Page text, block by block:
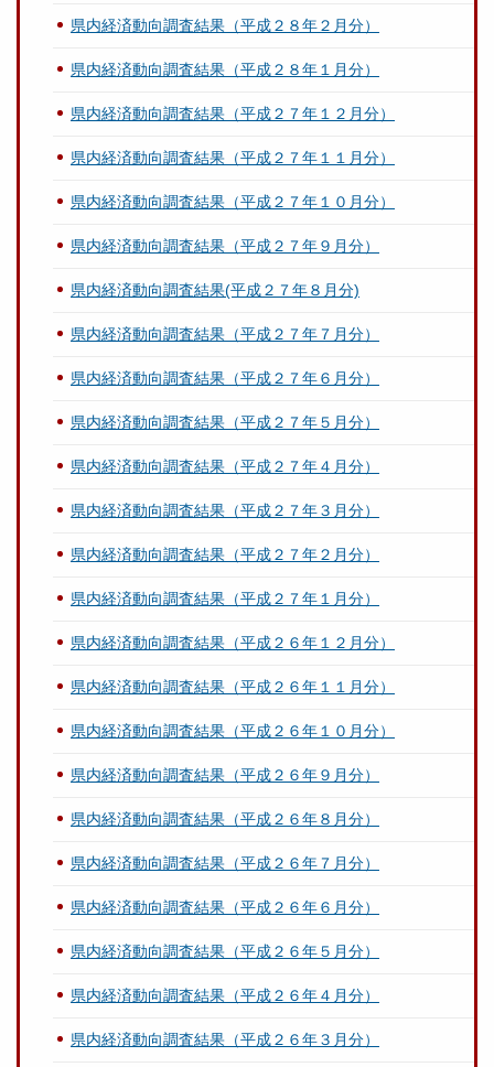
県内経済動向調査結果（平成２８年２月分）
県内経済動向調査結果（平成２８年１月分）
県内経済動向調査結果（平成２７年１２月分）
県内経済動向調査結果（平成２７年１１月分）
県内経済動向調査結果（平成２７年１０月分）
県内経済動向調査結果（平成２７年９月分）
県内経済動向調査結果(平成２７年８月分)
県内経済動向調査結果（平成２７年７月分）
県内経済動向調査結果（平成２７年６月分）
県内経済動向調査結果（平成２７年５月分）
県内経済動向調査結果（平成２７年４月分）
県内経済動向調査結果（平成２７年３月分）
県内経済動向調査結果（平成２７年２月分）
県内経済動向調査結果（平成２７年１月分）
県内経済動向調査結果（平成２６年１２月分）
県内経済動向調査結果（平成２６年１１月分）
県内経済動向調査結果（平成２６年１０月分）
県内経済動向調査結果（平成２６年９月分）
県内経済動向調査結果（平成２６年８月分）
県内経済動向調査結果（平成２６年７月分）
県内経済動向調査結果（平成２６年６月分）
県内経済動向調査結果（平成２６年５月分）
県内経済動向調査結果（平成２６年４月分）
県内経済動向調査結果（平成２６年３月分）